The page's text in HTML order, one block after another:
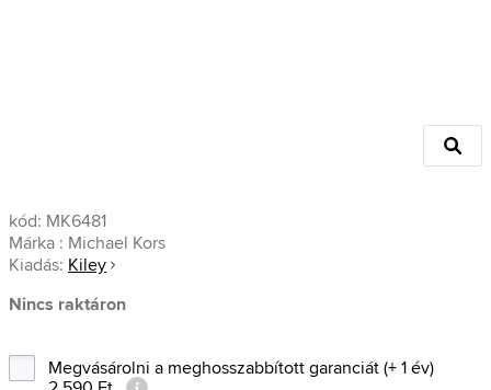
kód: MK6481
Márka : Michael Kors
Kiadás: Kiley
Nincs raktáron
Megvásárolni a meghosszabbított garanciát (+ 1 év)